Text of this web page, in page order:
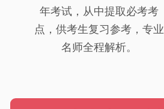
年考试，从中提取必考考
点，供考生复习参考，专业
名师全程解析。